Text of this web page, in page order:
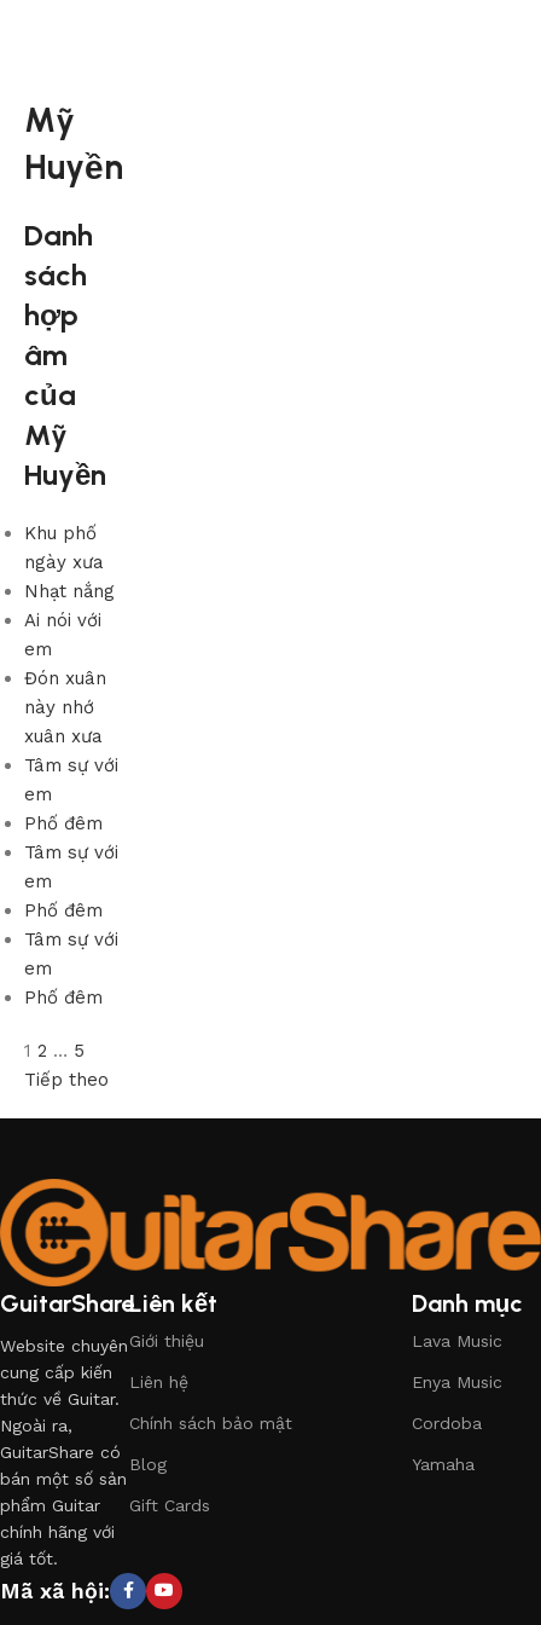
Mỹ
Huyền
Danh
sách
hợp
âm
của
Mỹ
Huyền
Khu phố
ngày xưa
Nhạt nắng
Ai nói với
em
Đón xuân
này nhớ
xuân xưa
Tâm sự với
em
Phố đêm
Tâm sự với
em
Phố đêm
Tâm sự với
em
Phố đêm
1 2 … 5
Tiếp theo
GuitarShare
Website chuyên
cung cấp kiến
thức về Guitar.
Ngoài ra,
GuitarShare có
bán một số sản
phẩm Guitar
chính hãng với
giá tốt.
Liên kết
Giới thiệu
Liên hệ
Chính sách bảo mật
Blog
Gift Cards
Danh mục
Lava Music
Enya Music
Cordoba
Yamaha
Mã xã hội: